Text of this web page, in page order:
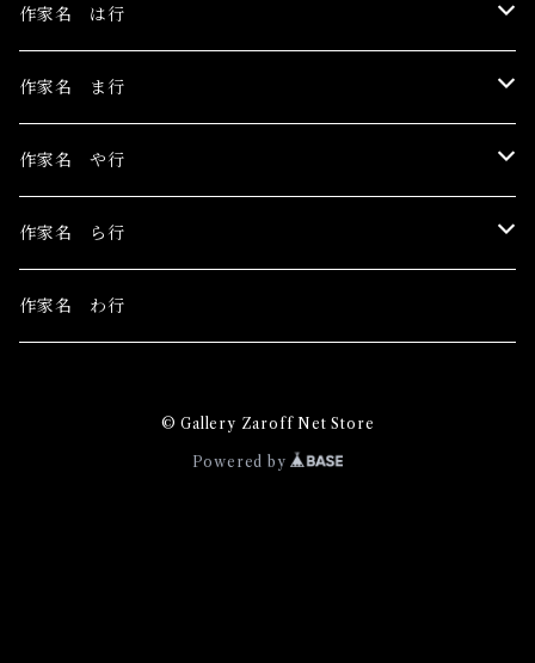
安藤朱里
石橋J
川村千紘
北和晃
こみや梢子
菅野まり子
白野有
鳥居椿
チェリー木下
丁子紅子
田中アユミ
Toru Nogawa
中島華映
長瀬萬純
作家名 は行
日香里
ピエロピヨ子
細川成美
作家名 ま行
まちゅまゆ
目黒ミロ
三谷拓也
作家名 や行
山城有未
山田さやか
作家名 ら行
LIEN
作家名 わ行
© Gallery Zaroff Net Store
Powered by